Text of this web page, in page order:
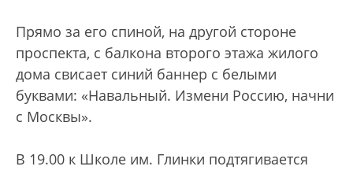
Прямо за его спиной, на другой стороне
проспекта, с балкона второго этажа жилого
дома свисает синий баннер с белыми
буквами: «Навальный. Измени Россию, начни
с Москвы».
В 19.00 к Школе им. Глинки подтягивается